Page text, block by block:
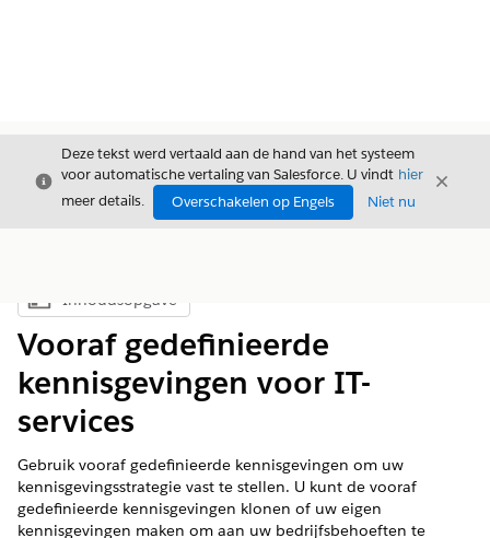
Sluiten
Deze tekst werd vertaald aan de hand van het systeem
voor automatische vertaling van Salesforce. U vindt hier
meer details.
Overschakelen op Engels Niet nu
Sluiten
Inhoudsopgave weergeven
Inhoudsopgave
Vooraf gedefinieerde
kennisgevingen voor IT-
services
Gebruik vooraf gedefinieerde kennisgevingen om uw
kennisgevingsstrategie vast te stellen. U kunt de vooraf
gedefinieerde kennisgevingen klonen of uw eigen
kennisgevingen maken om aan uw bedrijfsbehoeften te